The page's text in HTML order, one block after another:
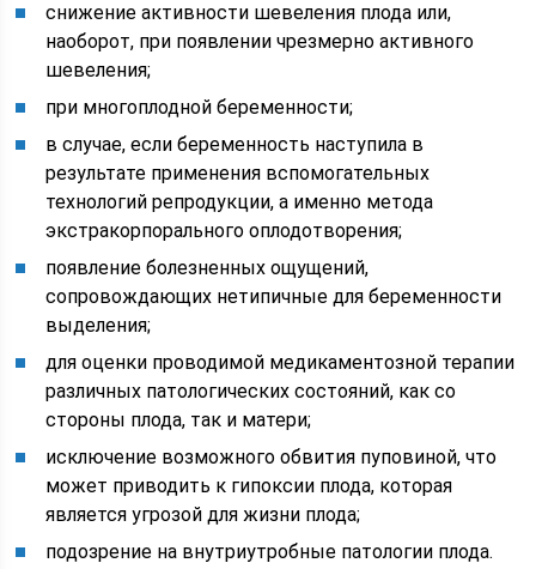
снижение активности шевеления плода или,
наоборот, при появлении чрезмерно активного
шевеления;
при многоплодной беременности;
в случае, если беременность наступила в
результате применения вспомогательных
технологий репродукции, а именно метода
экстракорпорального оплодотворения;
появление болезненных ощущений,
сопровождающих нетипичные для беременности
выделения;
для оценки проводимой медикаментозной терапии
различных патологических состояний, как со
стороны плода, так и матери;
исключение возможного обвития пуповиной, что
может приводить к гипоксии плода, которая
является угрозой для жизни плода;
подозрение на внутриутробные патологии плода.